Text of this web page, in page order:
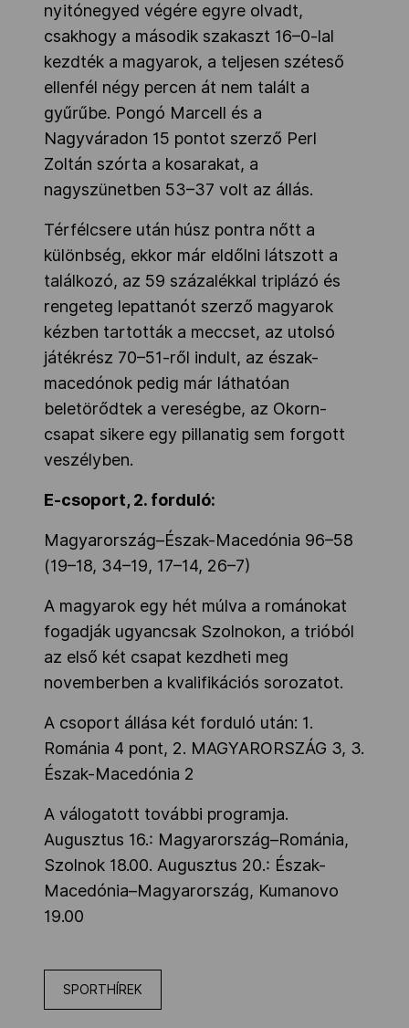
nyitónegyed végére egyre olvadt,
csakhogy a második szakaszt 16–0-lal
kezdték a magyarok, a teljesen széteső
ellenfél négy percen át nem talált a
gyűrűbe. Pongó Marcell és a
Nagyváradon 15 pontot szerző Perl
Zoltán szórta a kosarakat, a
nagyszünetben 53–37 volt az állás.
Térfélcsere után húsz pontra nőtt a
különbség, ekkor már eldőlni látszott a
találkozó, az 59 százalékkal triplázó és
rengeteg lepattanót szerző magyarok
kézben tartották a meccset, az utolsó
játékrész 70–51-ről indult, az észak-
macedónok pedig már láthatóan
beletörődtek a vereségbe, az Okorn-
csapat sikere egy pillanatig sem forgott
veszélyben.
E-csoport, 2. forduló:
Magyarország–Észak-Macedónia 96–58
(19–18, 34–19, 17–14, 26–7)
A magyarok egy hét múlva a románokat
fogadják ugyancsak Szolnokon, a trióból
az első két csapat kezdheti meg
novemberben a kvalifikációs sorozatot.
A csoport állása két forduló után: 1.
Románia 4 pont, 2. MAGYARORSZÁG 3, 3.
Észak-Macedónia 2
A válogatott további programja.
Augusztus 16.: Magyarország–Románia,
Szolnok 18.00. Augusztus 20.: Észak-
Macedónia–Magyarország, Kumanovo
19.00
SPORTHÍREK